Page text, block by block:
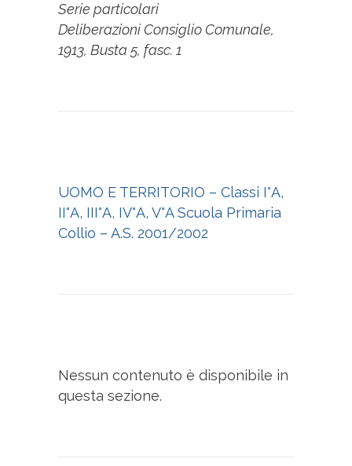
Serie particolari
Deliberazioni Consiglio Comunale,
1913, Busta 5, fasc. 1
UOMO E TERRITORIO – Classi I°A,
II°A, III°A, IV°A, V°A Scuola Primaria
Collio – A.S. 2001/2002
Nessun contenuto è disponibile in
questa sezione.